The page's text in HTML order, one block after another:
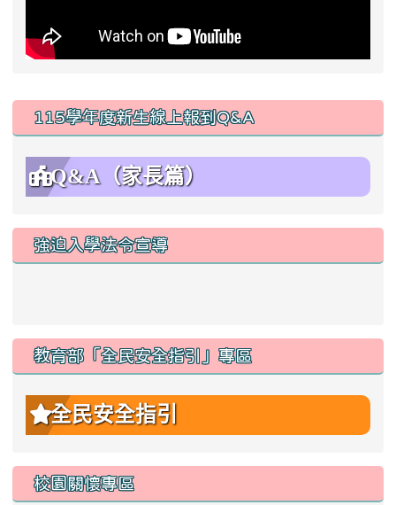
115學年度新生線上報到Q&A
Q&A（家長篇）
強迫入學法令宣導
教育部「全民安全指引」專區
全民安全指引
校園關懷專區